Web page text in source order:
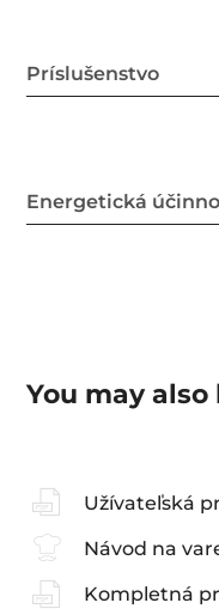
Príslušenstvo
Energetická
You may
Užívateľská
Návod na
Kompletná